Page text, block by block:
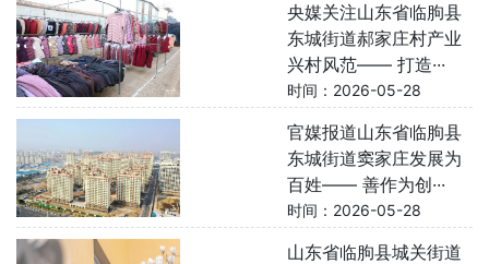
央媒关注山东省临朐县
东城街道郝家庄村产业
兴村风范—— 打造···
时间：2026-05-28
官媒报道山东省临朐县
东城街道窦家庄发展为
百姓—— 善作为创···
时间：2026-05-28
山东省临朐县城关街道